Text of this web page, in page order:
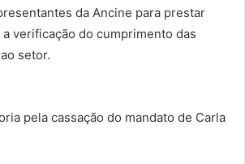
da Ancine para prestar
verificação do cumprimento das
setor.
pela cassação do mandato de Carla